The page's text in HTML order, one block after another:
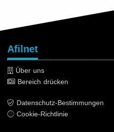
Afilnet
Über uns
Bereich drücken
Datenschutz-Bestimmungen
Cookie-Richtlinie